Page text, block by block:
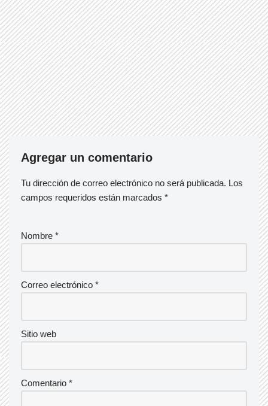
Agregar un comentario
Tu dirección de correo electrónico no será publicada. Los
campos requeridos están marcados *
Nombre *
Correo electrónico *
Sitio web
Comentario *